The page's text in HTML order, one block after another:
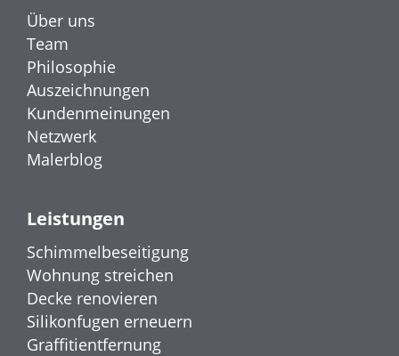
Über uns
Team
Philosophie
Auszeichnungen
Kundenmeinungen
Netzwerk
Malerblog
Leistungen
Schimmelbeseitigung
Wohnung streichen
Decke renovieren
Silikonfugen erneuern
Graffitientfernung